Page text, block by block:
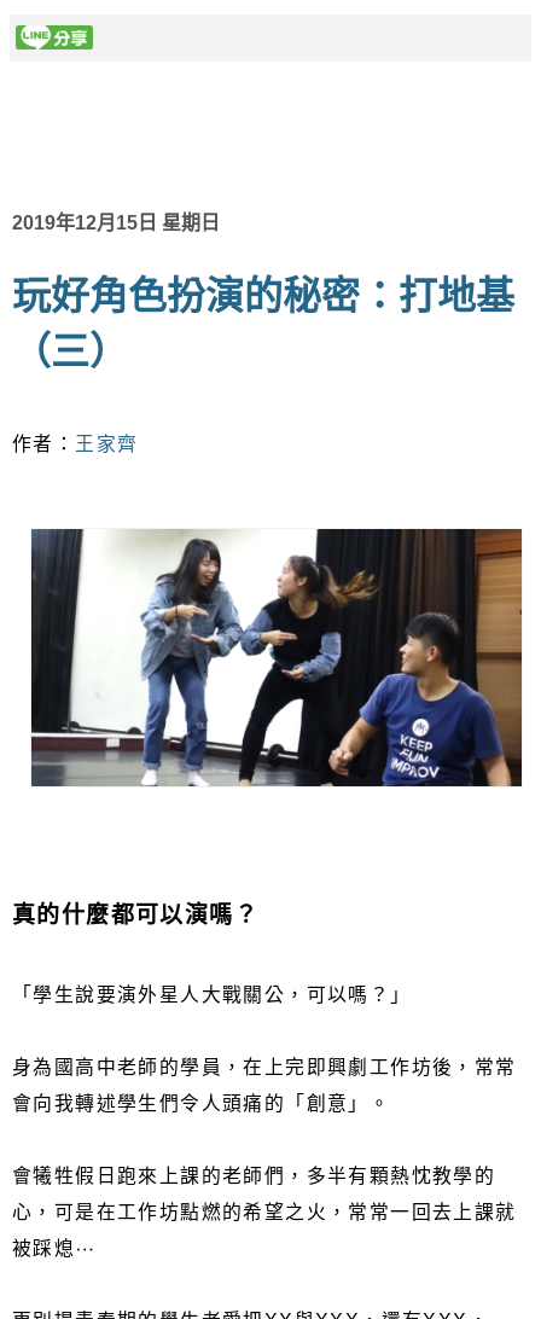
2019年12月15日 星期日
玩好角色扮演的秘密：打地基
（三）
作者： 王家齊
真的什麼都可以演嗎？
「學生說要演外星人大戰關公，可以嗎？」
身為國高中老師的學員，在上完即興劇工作坊後，常常
會向我轉述學生們令人頭痛的「創意」。
會犧牲假日跑來上課的老師們，多半有顆熱忱教學的
心，可是在工作坊點燃的希望之火，常常一回去上課就
被踩熄⋯